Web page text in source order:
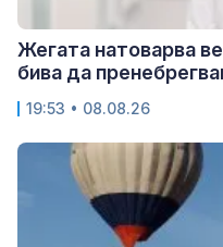
Жегата натоварва
бива да
19:53 • 08.08.26